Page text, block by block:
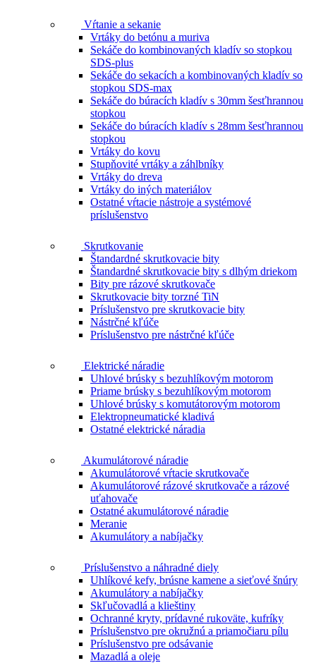
Vŕtanie a sekanie
Vrtáky do betónu a muriva
Sekáče do kombinovaných kladív so stopkou
SDS-plus
Sekáče do sekacích a kombinovaných kladív so
stopkou SDS-max
Sekáče do búracích kladív s 30mm šesťhrannou
stopkou
Sekáče do búracích kladív s 28mm šesťhrannou
stopkou
Vrtáky do kovu
Stupňovité vrtáky a záhlbníky
Vrtáky do dreva
Vrtáky do iných materiálov
Ostatné vŕtacie nástroje a systémové
príslušenstvo
Skrutkovanie
Štandardné skrutkovacie bity
Štandardné skrutkovacie bity s dlhým driekom
Bity pre rázové skrutkovače
Skrutkovacie bity torzné TiN
Príslušenstvo pre skrutkovacie bity
Nástrčné kľúče
Príslušenstvo pre nástrčné kľúče
Elektrické náradie
Uhlové brúsky s bezuhlíkovým motorom
Priame brúsky s bezuhlíkovým motorom
Uhlové brúsky s komutátorovým motorom
Elektropneumatické kladivá
Ostatné elektrické náradia
Akumulátorové náradie
Akumulátorové vŕtacie skrutkovače
Akumulátorové rázové skrutkovače a rázové
uťahovače
Ostatné akumulátorové náradie
Meranie
Akumulátory a nabíjačky
Príslušenstvo a náhradné diely
Uhlíkové kefy, brúsne kamene a sieťové šnúry
Akumulátory a nabíjačky
Skľučovadlá a klieštiny
Ochranné kryty, prídavné rukoväte, kufríky
Príslušenstvo pre okružnú a priamočiaru pílu
Príslušenstvo pre odsávanie
Mazadlá a oleje